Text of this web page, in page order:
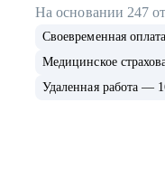
На основании 247
Своевременная
Медицинское
Удаленная работа —